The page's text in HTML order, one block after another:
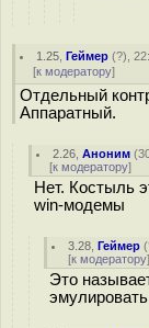
1.25 ,Геймер (?),
[к модератору]
Отдельный
Аппаратный.
2.26 ,Аноним (
[к модератору]
Нет. Костыль
win-модемы
3.28 ,Геймер (
[к модератору]
Это